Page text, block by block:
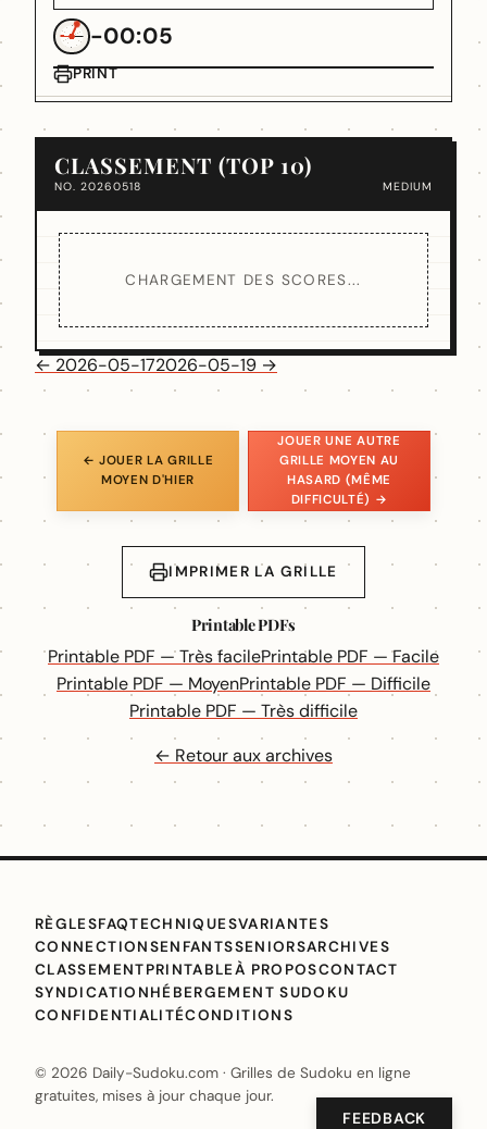
-00:05
PRINT
CLASSEMENT (TOP 10)
NO. 20260518 MEDIUM
CHARGEMENT DES SCORES...
← 2026-05-172026-05-19 →
← JOUER LA GRILLE
MOYEN D'HIER
JOUER UNE AUTRE
GRILLE MOYEN AU
HASARD (MÊME
DIFFICULTÉ) →
IMPRIMER LA GRILLE
Printable PDFs
Printable PDF — Très facilePrintable PDF — Facile
Printable PDF — MoyenPrintable PDF — Difficile
Printable PDF — Très difficile
← Retour aux archives
RÈGLESFAQTECHNIQUESVARIANTES
CONNECTIONSENFANTSSENIORSARCHIVES
CLASSEMENTPRINTABLEÀ PROPOSCONTACT
SYNDICATIONHÉBERGEMENT SUDOKU
CONFIDENTIALITÉCONDITIONS
© 2026 Daily-Sudoku.com · Grilles de Sudoku en ligne
gratuites, mises à jour chaque jour.
FEEDBACK